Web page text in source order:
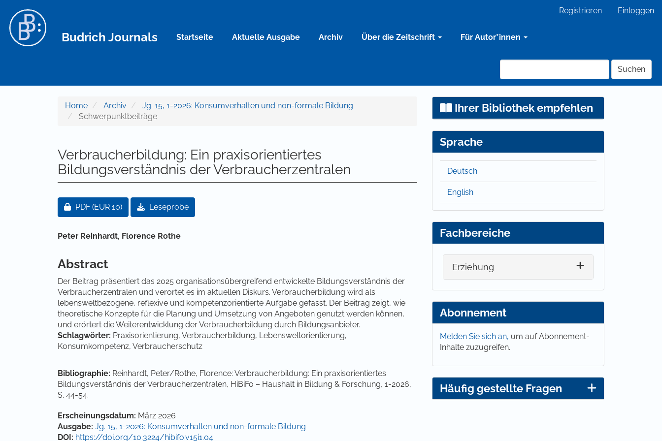
Hauptinhalt
Sidebar
Registrieren Einloggen
Budrich Journals Startseite Aktuelle Ausgabe Archiv Über die Zeitschrift Für Autor*innen
Suchen
Home Archiv
Jg. 15, 1-2026: Konsumverhalten und non-formale Bildung
Schwerpunktbeiträge
Verbraucherbildung: Ein praxisorientiertes
Bildungsverständnis der Verbraucherzentralen
Artikel-Sidebar
Zugang für Abonnent/innen oder durch Zahlung einer Gebühr
PDF (EUR 10) Leseprobe
Hauptsächlicher Artikelinhalt
Peter Reinhardt, Florence Rothe
Abstract
Der Beitrag präsentiert das 2025 organisationsübergreifend entwickelte Bildungsverständnis der
Verbraucherzentralen und verortet es im aktuellen Diskurs. Verbraucherbildung wird als
lebensweltbezogene, reflexive und kompetenzorientierte Aufgabe gefasst. Der Beitrag zeigt, wie
theoretische Konzepte für die Planung und Umsetzung von Angeboten genutzt werden können,
und erörtert die Weiterentwicklung der Verbraucherbildung durch Bildungsanbieter.
Schlagwörter: Praxisorientierung, Verbraucherbildung, Lebensweltorientierung,
Konsumkompetenz, Verbraucherschutz
Bibliographie: Reinhardt, Peter/Rothe, Florence: Verbraucherbildung: Ein praxisorientiertes
Bildungsverständnis der Verbraucherzentralen, HiBiFo – Haushalt in Bildung & Forschung, 1-2026,
S. 44-54.
Artikel-Details
Erscheinungsdatum: März 2026
Ausgabe: Jg. 15, 1-2026: Konsumverhalten und non-formale Bildung
DOI: https://doi.org/10.3224/hibifo.v15i1.04
Ihrer Bibliothek empfehlen
Sprache
Deutsch
English
Fachbereiche
Erziehung
Abonnement
Melden Sie sich an, um auf Abonnement-
Inhalte zuzugreifen.
Häufig gestellte Fragen